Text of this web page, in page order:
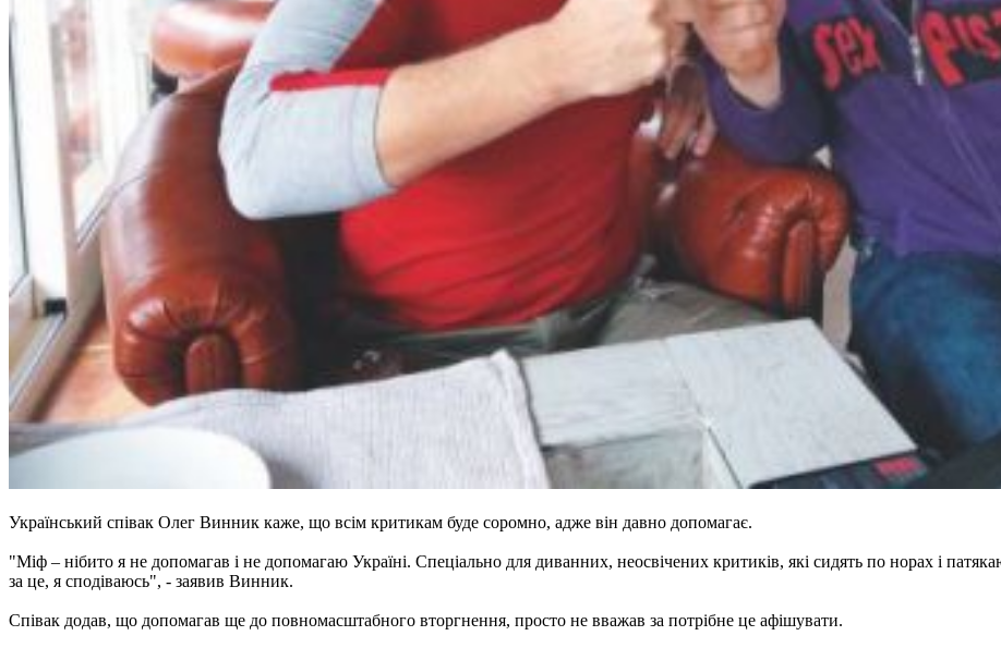
Український співак Олег Винник каже, що всім критикам буде соромно, адже він давно допомагає.
"Міф – нібито я не допомагав і не допомагаю Україні. Спеціально для диванних, неосвічених критиків, які сидять по норах і
за це, я сподіваюсь", - заявив Винник.
Співак додав, що допомагав ще до повномасштабного вторгнення, просто не вважав за потрібне це афішувати.